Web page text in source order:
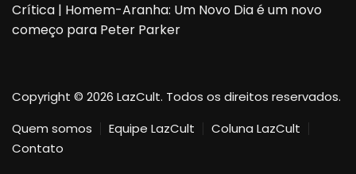
Crítica | Homem-Aranha: Um Novo Dia é um novo
começo para Peter Parker
Copyright © 2026 LazCult. Todos os direitos reservados.
Quem somos
Equipe LazCult
Coluna LazCult
Contato